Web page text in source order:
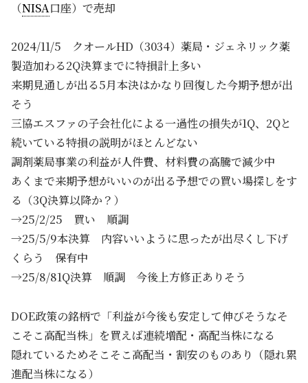
（NISA口座）で売却
2024/11/5 クオールHD（3034）薬局・ジェネリック薬
製造加わる2Q決算までに特損計上多い
来期見通しが出る5月本決はかなり回復した今期予想が出
そう
三協エスファの子会社化による一過性の損失が1Q、2Qと
続いている特損の説明がほとんどない
調剤薬局事業の利益が人件費、材料費の高騰で減少中
あくまで来期予想がいいのが出る予想での買い場探しをす
る（3Q決算以降か？）
→25/2/25 買い 順調
→25/5/9本決算 内容いいように思ったが出尽くし下げ
くらう 保有中
→25/8/81Q決算 順調 今後上方修正ありそう
DOE政策の銘柄で「利益が今後も安定して伸びそうなそ
こそこ高配当株」を買えば連続増配・高配当株になる
隠れているためそこそこ高配当・割安のものあり（隠れ累
進配当株になる）